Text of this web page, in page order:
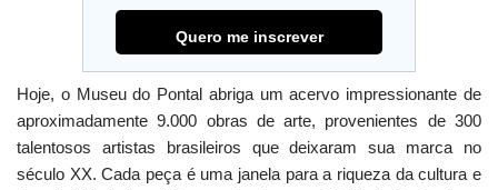
Hoje, o Museu do Pontal abriga um acervo impressionante de
aproximadamente 9.000 obras de arte, provenientes de 300
talentosos artistas brasileiros que deixaram sua marca no
século XX. Cada peça é uma janela para a riqueza da cultura e